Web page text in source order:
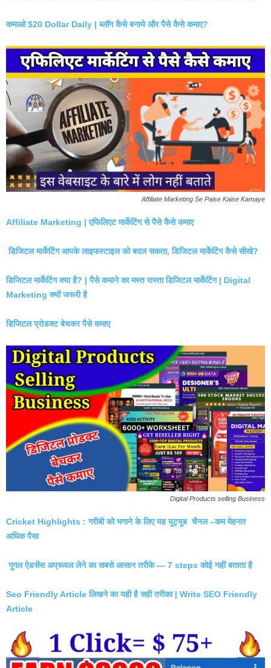
कमाओ $20 Dollar Daily | ब्लॉग कैसे बनाये और पैसे कैसे कमाए?
Affiliate Marketing Se Paise Kaise Kamaye
Affiliate Marketing | एफिलिएट मार्केटिंग से पैसे कैसे कमाए
डिजिटल मार्केटिंग आपके लाइफस्टाइल को बदल सकता, डिजिटल मार्केटिंग कैसे सीखे?
डिजिटल मार्केटिंग क्या है? | पैसे कमाने का मस्त रास्ता डिजिटल मार्केटिंग | Digital
Marketing क्यों जरूरी है
डिजिटल प्रोडक्ट बेचकर पैसे कमाए
Digital Products selling Business
Cricket Highlights : गरीबी को भगाने के लिए यह यूट्यूब चैनल –कम मेहनत
अधिक पैसा
गूगल ऐडसेंस अप्रूवल लेने का सबसे आसान तरीके — 7 steps कोई नहीं बताता है
Seo Friendly Article लिखने का यही है सही तरीका | Write SEO Friendly
Article